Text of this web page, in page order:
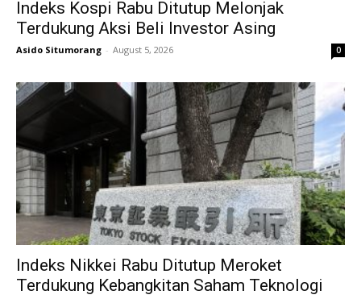
Indeks Kospi Rabu Ditutup Melonjak
Terdukung Aksi Beli Investor Asing
Asido Situmorang - August 5, 2026 0
Indeks Nikkei Rabu Ditutup Meroket
Terdukung Kebangkitan Saham Teknologi